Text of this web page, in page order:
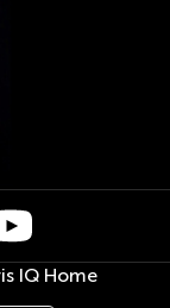
IQ Home